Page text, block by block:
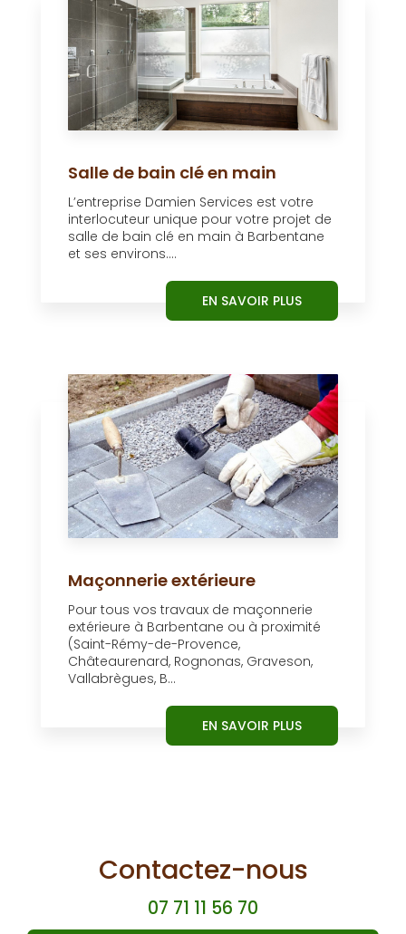
Salle de bain clé en main
L’entreprise Damien Services est votre
interlocuteur unique pour votre projet de
salle de bain clé en main à Barbentane
et ses environs....
EN SAVOIR PLUS
Maçonnerie extérieure
Pour tous vos travaux de maçonnerie
extérieure à Barbentane ou à proximité
(Saint-Rémy-de-Provence,
Châteaurenard, Rognonas, Graveson,
Vallabrègues, B...
EN SAVOIR PLUS
Contactez-nous
07 71 11 56 70